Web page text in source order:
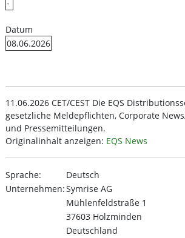
-
Datum
08.06.2026
11.06.2026 CET/CEST Die EQS
gesetzliche Meldepflichten, Corporate
und Pressemitteilungen.
Originalinhalt anzeigen: EQS News
Sprache:
Deutsch
Unternehmen:Symrise AG
Mühlenfeldstraße 1
37603 Holzminden
Deutschland